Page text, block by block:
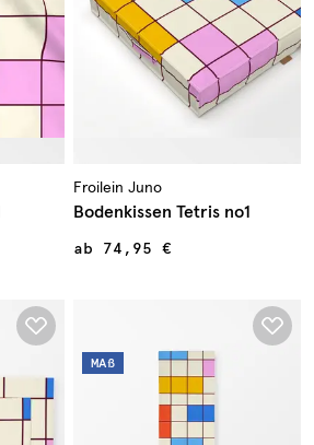
Froilein Juno
Bodenkissen Tetris no1
ab 74,95 €
MAß